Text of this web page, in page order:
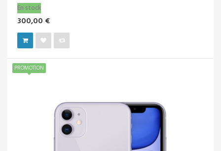
En stock
300,00 €
PROMOTION